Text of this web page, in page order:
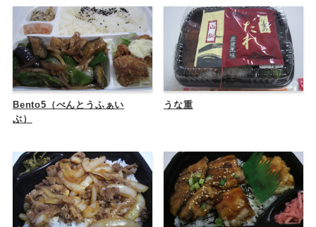
Bento5（べんとうふぁい
ぶ）
うな重